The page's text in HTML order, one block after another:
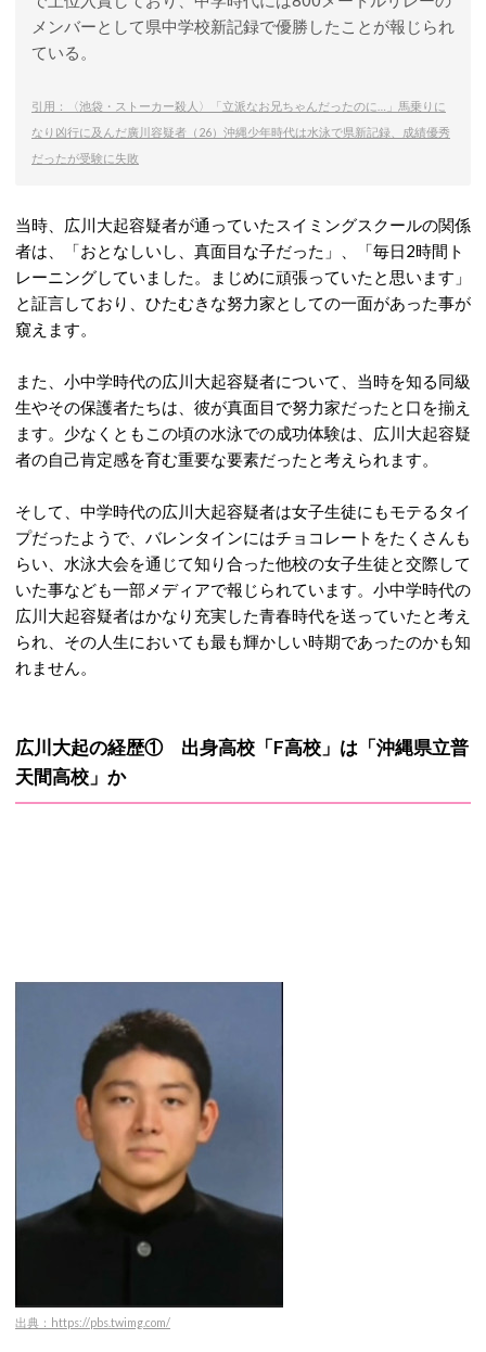
メンバーとして県中学校新記録で優勝したことが報じられ
ている。
引用：〈池袋・ストーカー殺人〉「立派なお兄ちゃんだったのに…」馬乗りに
なり凶行に及んだ廣川容疑者（26）沖縄少年時代は水泳で県新記録、成績優秀
だったが受験に失敗
当時、広川大起容疑者が通っていたスイミングスクールの関係
者は、「おとなしいし、真面目な子だった」、「毎日2時間ト
レーニングしていました。まじめに頑張っていたと思います」
と証言しており、ひたむきな努力家としての一面があった事が
窺えます。
また、小中学時代の広川大起容疑者について、当時を知る同級
生やその保護者たちは、彼が真面目で努力家だったと口を揃え
ます。少なくともこの頃の水泳での成功体験は、広川大起容疑
者の自己肯定感を育む重要な要素だったと考えられます。
そして、中学時代の広川大起容疑者は女子生徒にもモテるタイ
プだったようで、バレンタインにはチョコレートをたくさんも
らい、水泳大会を通じて知り合った他校の女子生徒と交際して
いた事なども一部メディアで報じられています。小中学時代の
広川大起容疑者はかなり充実した青春時代を送っていたと考え
られ、その人生においても最も輝かしい時期であったのかも知
れません。
広川大起の経歴① 出身高校「F高校」は「沖縄県立普
天間高校」か
出典：https://pbs.twimg.com/